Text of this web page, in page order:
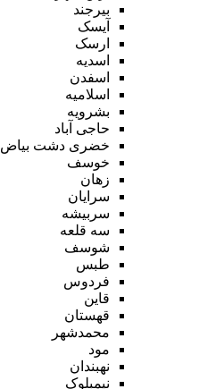
بیرجند
آیسک
ارسک
اسدیه
اسفدن
اسلامیه
بشرویه
حاجی آباد
خضری دشت بیاض
خوسف
زهان
سرایان
سربیشه
سه قلعه
شوسف
طبس
فردوس
قاین
قهستان
محمدشهر
مود
نهبندان
نیمبلوک